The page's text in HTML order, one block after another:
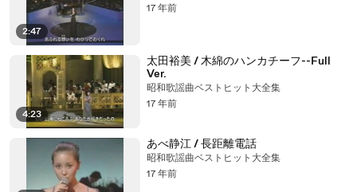
2:47
17 年前
4:23
太田裕美 / 木綿のハンカチーフ--Full
Ver.
昭和歌謡曲ベストヒット大全集
17 年前
あべ静江 / 長距離電話
昭和歌謡曲ベストヒット大全集
17 年前